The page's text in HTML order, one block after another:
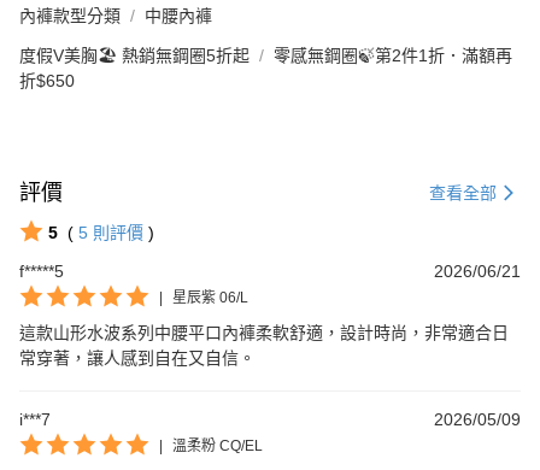
內褲款型分類 中腰內褲
度假V美胸🏖️ 熱銷無鋼圈5折起
零感無鋼圈🍃第2件1折．滿額再
折$650
評價 查看全部
5 ( 5 則評價 )
f*****5
2026/06/21
| 星辰紫 06/L
這款山形水波系列中腰平口內褲柔軟舒適，設計時尚，非常適合日
常穿著，讓人感到自在又自信。
i***7 2026/05/09
| 溫柔粉 CQ/EL